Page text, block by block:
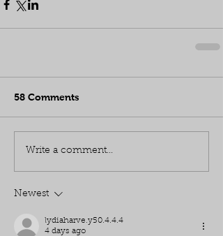
58 Comments
Write a comment...
Newest
lydiaharve.y50.4.4.4
4 days ago